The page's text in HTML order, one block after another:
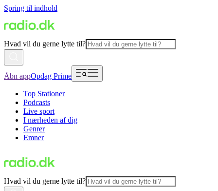
Spring til indhold
Hvad vil du gerne lytte til?
Åbn appOpdag Prime
Top Stationer
Podcasts
Live sport
I nærheden af dig
Genrer
Emner
Hvad vil du gerne lytte til?